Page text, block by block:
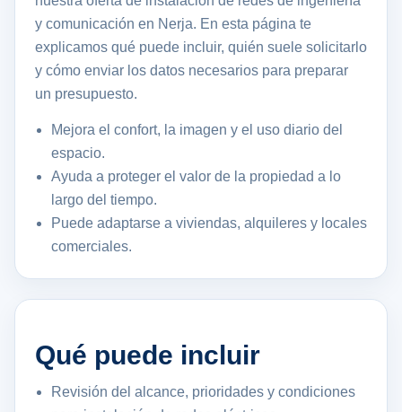
y comunicación en Nerja. En esta página te
explicamos qué puede incluir, quién suele solicitarlo
y cómo enviar los datos necesarios para preparar
un presupuesto.
Mejora el confort, la imagen y el uso diario del
espacio.
Ayuda a proteger el valor de la propiedad a lo
largo del tiempo.
Puede adaptarse a viviendas, alquileres y locales
comerciales.
Qué puede incluir
Revisión del alcance, prioridades y condiciones